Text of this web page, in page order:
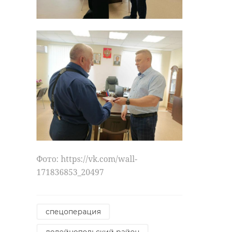
Фото: https://vk.com/wall-
171836853_20497
спецоперация